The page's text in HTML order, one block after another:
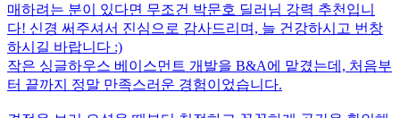
매하려는 분이 있다면 무조건 박문호 딜러님 강력 추천입니
다! 신경 써주셔서 진심으로 감사드리며, 늘 건강하시고 번창
하시길 바랍니다 :)
작은 싱글하우스 베이스먼트 개발을 B&A에 맡겼는데, 처음부
터 끝까지 정말 만족스러운 경험이었습니다.